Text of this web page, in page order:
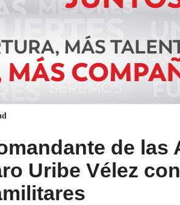
de las
Uribe Vélez